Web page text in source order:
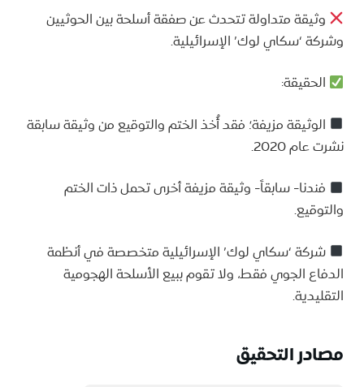
وثيقة متداولة تتحدث عن صفقة أسلحة بين الحوثيين
وشركة ‘سكاي لوك’ الإسرائيلية.
الحقيقة:
الوثيقة مزيفة؛ فقد أُخذ الختم والتوقيع من وثيقة سابقة
نشرت عام 2020.
فندنا- سابقاً- وثيقة مزيفة أخرى تحمل ذات الختم
والتوقيع.
شركة ‘سكاي لوك’ الإسرائيلية متخصصة في أنظمة
الدفاع الجوي فقط، ولا تقوم ببيع الأسلحة الهجومية
التقليدية.
مصادر التحقيق